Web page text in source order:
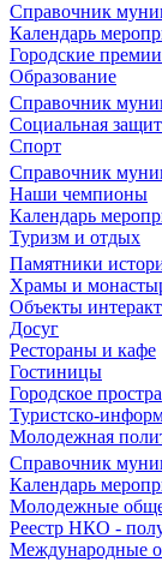
Справочник
Календарь
Городские
Образование
Справочник
Социальная
Спорт
Справочник
Наши чемпионы
Календарь
Туризм и отдых
Памятники
Храмы и
Объекты
Досуг
Рестораны и кафе
Гостиницы
Городское
Туристско-
Молодежная
Справочник
Календарь
Молодежные
Реестр НКО -
Международные